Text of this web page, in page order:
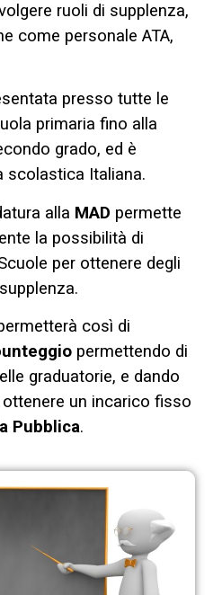
ruoli di supplenza,
come personale ATA,
presso tutte le
primaria fino alla
grado, ed è
scolastica Italiana.
alla MAD permette
la possibilità di
per ottenere degli
così di
permettendo di
graduatorie, e dando
un incarico fisso
Pubblica.